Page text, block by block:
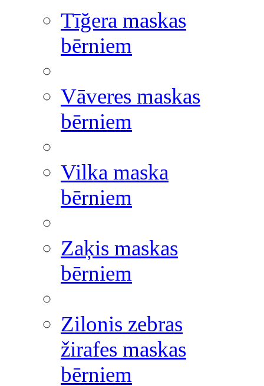
Tīğera maskas
bērniem
Vāveres maskas
bērniem
Vilka maska
bērniem
Zaķis maskas
bērniem
Zilonis zebras
žirafes maskas
bērniem